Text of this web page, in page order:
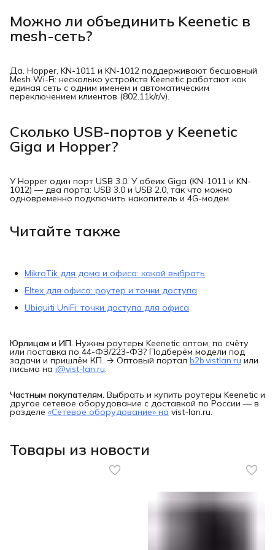
Можно ли объединить Keenetic в
mesh-сеть?
Да. Hopper, KN-1011 и KN-1012 поддерживают бесшовный
Mesh Wi-Fi: несколько устройств Keenetic работают как
единая сеть с одним именем и автоматическим
переключением клиентов (802.11k/r/v).
Сколько USB-портов у Keenetic
Giga и Hopper?
У Hopper один порт USB 3.0. У обеих Giga (KN-1011 и KN-
1012) — два порта: USB 3.0 и USB 2.0, так что можно
одновременно подключить накопитель и 4G-модем.
Читайте также
MikroTik для дома и офиса: какой выбрать
Eltex для офиса: роутер и точки доступа
Ubiquiti UniFi: точки доступа для офиса
Юрлицам и ИП. Нужны роутеры Keenetic оптом, по счёту
или поставка по 44-ФЗ/223-ФЗ? Подберём модели под
задачи и пришлём КП. → Оптовый портал b2b.vistlan.ru или
письмо на i@vist-lan.ru
Частным покупателям. Выбрать и купить роутеры Keenetic и
другое сетевое оборудование с доставкой по России — в
разделе «Сетевое оборудование» на vist-lan.ru.
Товары из новости